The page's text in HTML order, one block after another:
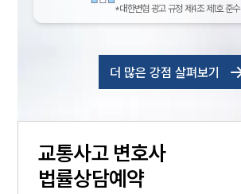
*대한변협 광고 규정 제4조 제1호 준수
더 많은 강점 살펴보기
교통사고변호사
법률상담예약